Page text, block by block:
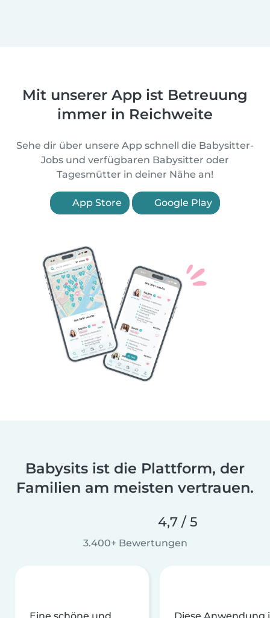
Mit unserer App ist Betreuung
immer in Reichweite
Sehe dir über unsere App schnell die Babysitter-
Jobs und verfügbaren Babysitter oder
Tagesmütter in deiner Nähe an!
App Store Google Play
Babysits ist die Plattform, der
Familien am meisten vertrauen.
4,7 / 5
3.400+ Bewertungen
Eine schöne und
Diese Anwendung